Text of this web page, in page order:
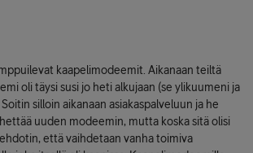
kaapelimodeemit. Aikanaan teiltä
oli täysi susi jo heti alkujaan (se ylikuumeni ja
silloin aikanaan asiakaspalveluun ja he
uuden modeemin, mutta koska sitä olisi
että vaihdetaan vanha toimiva